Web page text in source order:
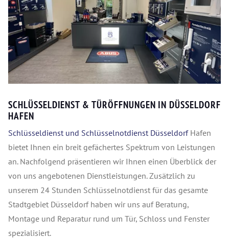
SCHLÜSSELDIENST & TÜRÖFFNUNGEN IN DÜSSELDORF
HAFEN
Schlüsseldienst und Schlüsselnotdienst DüsseldorfHafen
bietet Ihnen ein breit gefächertes Spektrum von Leistungen
an. Nachfolgend präsentieren wir Ihnen einen Überblick der
von uns angebotenen Dienstleistungen. Zusätzlich zu
unserem 24 Stunden Schlüsselnotdienst für das gesamte
Stadtgebiet Düsseldorf haben wir uns auf Beratung,
Montage und Reparatur rund um Tür, Schloss und Fenster
spezialisiert.